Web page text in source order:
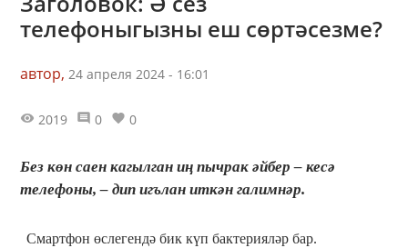
телефоныгызны еш сөртәсезме?
автор, 24 апреля 2024 - 16:01
2019 0 0
Без көн саен кагылган иң пычрак әйбер – кесә
телефоны, – дип игълан иткән галимнәр.
Смартфон өслегендә бик күп бактерияләр бар.